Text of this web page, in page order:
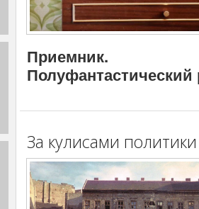
Приемник.
Полуфантастический
За кулисами политики